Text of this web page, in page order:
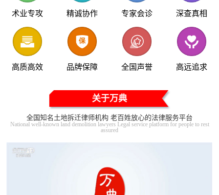
术业专攻 精诚协作 专家会诊 深查真相
高质高效 品牌保障 全国声誉 高远追求
关于万典
全国知名土地拆迁律师机构 老百姓放心的法律服务平台
National well-known land demolition lawyers Legal service platform for people to rest
assured